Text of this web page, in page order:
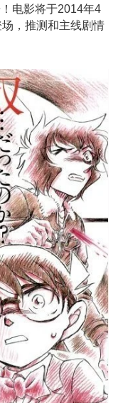
电影将于2014年4
，推测和主线剧情